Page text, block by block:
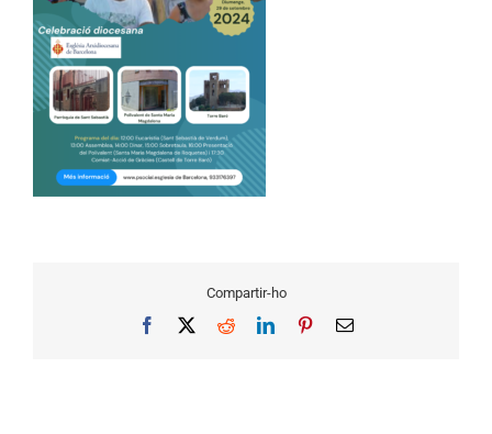
Compartir-ho
Facebook RedditLinkedInPinterestEmail